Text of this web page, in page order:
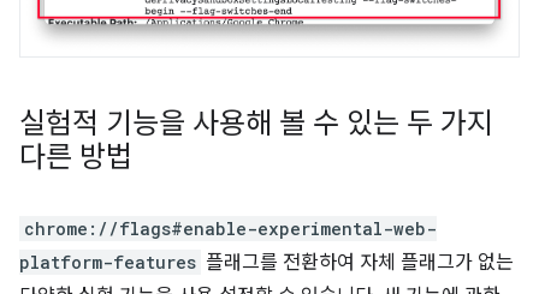
실험적 기능을 사용해 볼 수 있는 두 가지
다른 방법
chrome://flags#enable-experimental-web-
platform-features 플래그를 전환하여 자체 플래그가 없는